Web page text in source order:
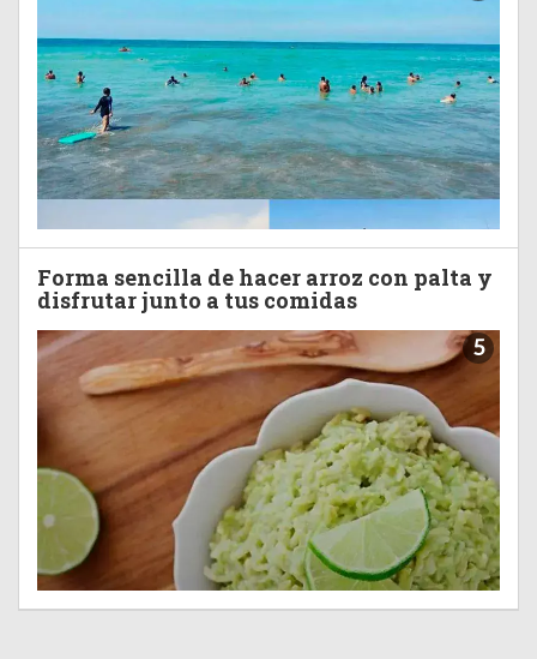
Forma sencilla de hacer arroz con palta y
disfrutar junto a tus comidas
5